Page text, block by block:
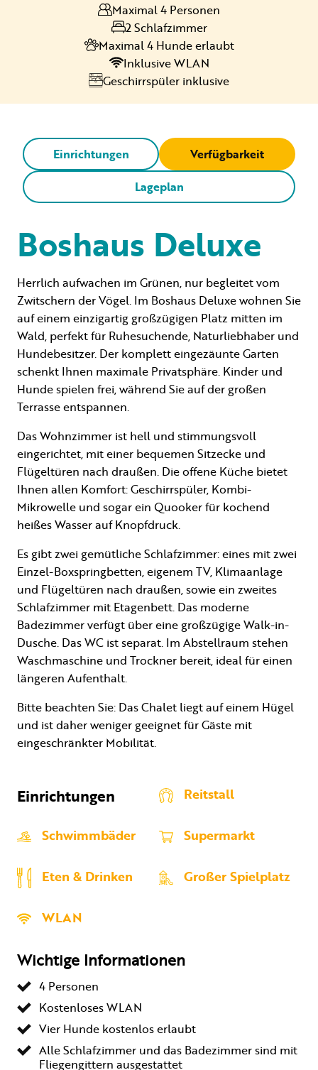
Informationen für Gäste
Contact
Werken bij
Mein Samoza
Maximal 4 Personen
2 Schlafzimmer
Maximal 4 Hunde erlaubt
Inklusive WLAN
Geschirrspüler inklusive
Einrichtungen
Verfügbarkeit
Lageplan
Boshaus Deluxe
Herrlich aufwachen im Grünen, nur begleitet vom
Zwitschern der Vögel. Im Boshaus Deluxe wohnen Sie
auf einem einzigartig großzügigen Platz mitten im
Wald, perfekt für Ruhesuchende, Naturliebhaber und
Hundebesitzer. Der komplett eingezäunte Garten
schenkt Ihnen maximale Privatsphäre. Kinder und
Hunde spielen frei, während Sie auf der großen
Terrasse entspannen.
Das Wohnzimmer ist hell und stimmungsvoll
eingerichtet, mit einer bequemen Sitzecke und
Flügeltüren nach draußen. Die offene Küche bietet
Ihnen allen Komfort: Geschirrspüler, Kombi-
Mikrowelle und sogar ein Quooker für kochend
heißes Wasser auf Knopfdruck.
Es gibt zwei gemütliche Schlafzimmer: eines mit zwei
Einzel-Boxspringbetten, eigenem TV, Klimaanlage
und Flügeltüren nach draußen, sowie ein zweites
Schlafzimmer mit Etagenbett. Das moderne
Badezimmer verfügt über eine großzügige Walk-in-
Dusche. Das WC ist separat. Im Abstellraum stehen
Waschmaschine und Trockner bereit, ideal für einen
längeren Aufenthalt.
Bitte beachten Sie: Das Chalet liegt auf einem Hügel
und ist daher weniger geeignet für Gäste mit
eingeschränkter Mobilität.
Einrichtungen Reitstall
Schwimmbäder Supermarkt
Eten & Drinken Großer Spielplatz
WLAN
Wichtige Informationen
4 Personen
Kostenloses WLAN
Vier Hunde kostenlos erlaubt
Alle Schlafzimmer und das Badezimmer sind mit
Fliegengittern ausgestattet